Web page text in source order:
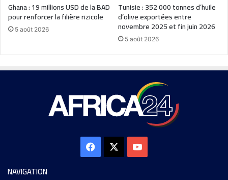
Ghana : 19 millions USD de la BAD
pour renforcer la filière rizicole
5 août 2026
Tunisie : 352 000 tonnes d’huile
d’olive exportées entre
novembre 2025 et fin juin 2026
5 août 2026
NAVIGATION